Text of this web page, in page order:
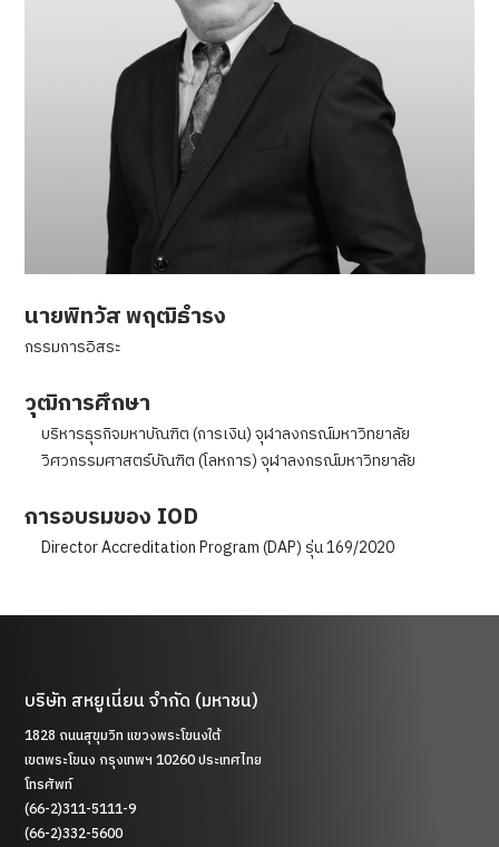
นายพิทวัส พฤฒิธำรง
กรรมการอิสระ
วุฒิการศึกษา
บริหารธุรกิจมหาบัณฑิต (การเงิน) จุฬาลงกรณ์มหาวิทยาลัย
วิศวกรรมศาสตร์บัณฑิต (โลหการ) จุฬาลงกรณ์มหาวิทยาลัย
การอบรมของ IOD
Director Accreditation Program (DAP) รุ่น 169/2020
บริษัท สหยูเนี่ยน จำกัด (มหาชน)
1828 ถนนสุขุมวิท แขวงพระโขนงใต้
เขตพระโขนง กรุงเทพฯ 10260 ประเทศไทย
โทรศัพท์
(66-2)311-5111-9
(66-2)332-5600